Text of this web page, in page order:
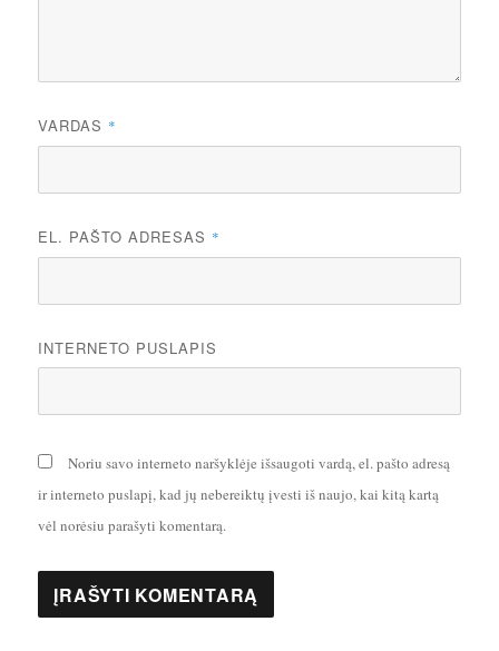
VARDAS *
EL. PAŠTO ADRESAS *
INTERNETO PUSLAPIS
Noriu savo interneto naršyklėje išsaugoti vardą, el. pašto adresą
ir interneto puslapį, kad jų nebereiktų įvesti iš naujo, kai kitą kartą
vėl norėsiu parašyti komentarą.